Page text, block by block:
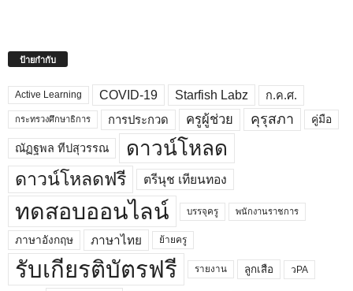
ป้ายกำกับ
Active Learning COVID-19 Starfish Labz ก.ค.ศ.
กระทรวงศึกษาธิการ การประกวด ครูผู้ช่วย คุรุสภา คู่มือ
ณัฏฐพล ทีปสุวรรณ ดาวน์โหลด
ดาวน์โหลดฟรี ตรีนุช เทียนทอง
ทดสอบออนไลน์ บรรจุครู พนักงานราชการ
ภาษาอังกฤษ ภาษาไทย ย้ายครู
รับเกียรติบัตรฟรี รายงาน ลูกเสือ วPA